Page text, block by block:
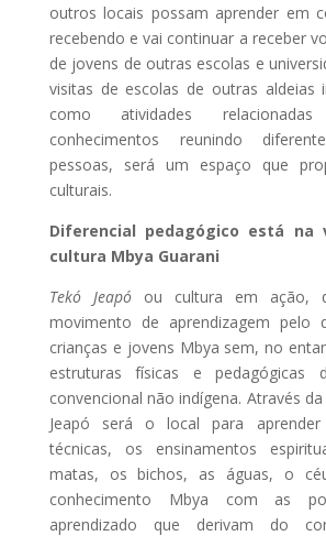
outros locais possam aprender em
recebendo e vai continuar a receber
de jovens de outras escolas e
visitas de escolas de outras aldeias
como atividades
conhecimentos reunindo
pessoas, será um espaço que
culturais.
Diferencial pedagógico está na
cultura Mbya Guarani
Tekó Jeapó ou cultura em ação,
movimento de aprendizagem pelo
crianças e jovens Mbya sem, no
estruturas físicas e pedagógicas
convencional não indígena. Através
Jeapó será o local para
técnicas, os ensinamentos
matas, os bichos, as águas, o
conhecimento Mbya com as
aprendizado que derivam do